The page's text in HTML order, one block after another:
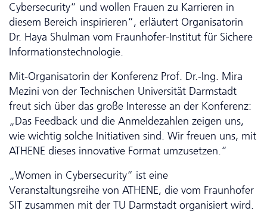
Cyber­security“ und wollen Frauen zu Karrieren in
diesem Bereich inspirieren“, erläutert Organisatorin
Dr. Haya Shulman vom Fraunhofer-Institut für Sichere
Informations­technologie.
Mit-Organisatorin der Konferenz Prof. Dr.-Ing. Mira
Mezini von der Technischen Universität Darmstadt
freut sich über das große Interesse an der Konferenz:
„Das Feedback und die Anmeldezahlen zeigen uns,
wie wichtig solche Initiativen sind. Wir freuen uns, mit
ATHENE dieses innovative Format umzusetzen.“
„Women in Cyber­security“ ist eine
Veranstaltungsreihe von ATHENE, die vom Fraunhofer
SIT zusammen mit der TU Darmstadt organisiert wird.